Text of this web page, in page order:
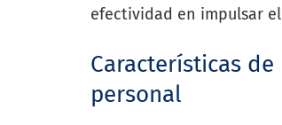
efectividad en impulsar
Características
personal